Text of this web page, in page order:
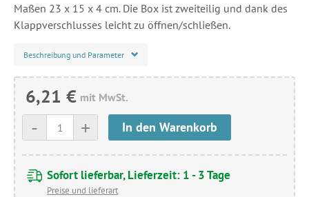
Maßen 23 x 15 x 4 cm. Die Box ist zweiteilig und dank des
Klappverschlusses leicht zu öffnen/schließen.
Beschreibung und Parameter
6,21 € mit MwSt.
+
- In den Warenkorb
Sofort lieferbar, Lieferzeit: 1 - 3 Tage
Preise und lieferart